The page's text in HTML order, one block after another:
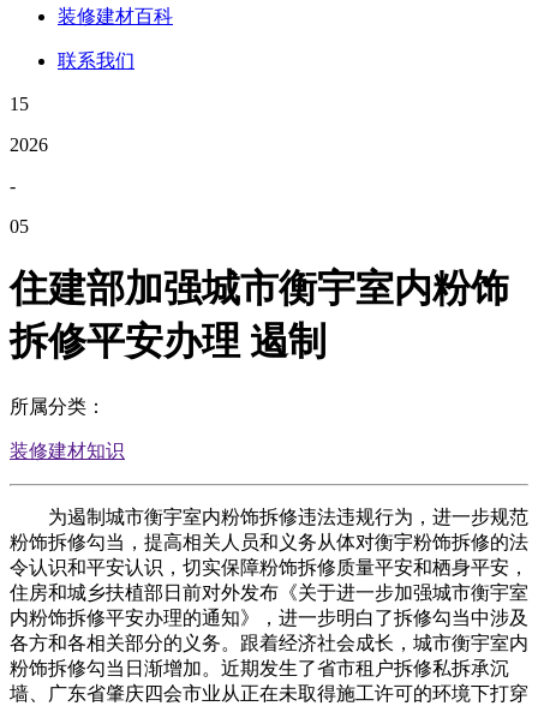
装修建材百科
联系我们
15
2026
-
05
住建部加强城市衡宇室内粉饰
拆修平安办理 遏制
所属分类：
装修建材知识
为遏制城市衡宇室内粉饰拆修违法违规行为，进一步规范
粉饰拆修勾当，提高相关人员和义务从体对衡宇粉饰拆修的法
令认识和平安认识，切实保障粉饰拆修质量平安和栖身平安，
住房和城乡扶植部日前对外发布《关于进一步加强城市衡宇室
内粉饰拆修平安办理的通知》，进一步明白了拆修勾当中涉及
各方和各相关部分的义务。跟着经济社会成长，城市衡宇室内
粉饰拆修勾当日渐增加。近期发生了省市租户拆修私拆承沉
墙、广东省肇庆四会市业从正在未取得施工许可的环境下打穿